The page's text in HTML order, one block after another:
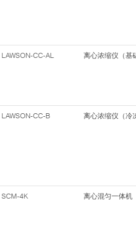
LAWSON-CC-AL 离心浓缩仪（基
LAWSON-CC-B 离心浓缩仪（冷
SCM-4K 离心混匀一体机